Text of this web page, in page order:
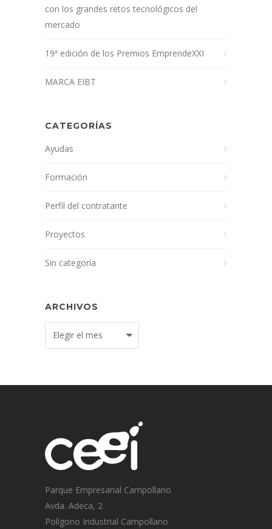
con los grandes retos tecnológicos del
mercado
19ª edición de los Premios EmprendeXXI
MARCA EIBT
CATEGORÍAS
Ayudas
Formación
Perfil del contratante
Proyectos
Sin categoría
ARCHIVOS
Archivos
Parque Empresarial Campollano
Avda. Adeca, 2
Polígono Industrial Campollano